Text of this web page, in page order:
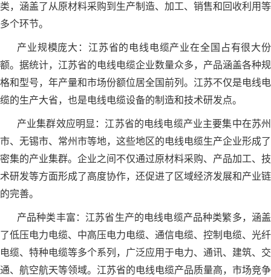
类，涵盖了从原材料采购到生产制造、加工、销售和回收利用等
多个环节。
产业规模庞大：江苏省的电线电缆产业在全国占有很大份
额。据统计，江苏省的电线电缆企业数量众多，产品涵盖各种规
格和型号，年产量和市场份额位居全国前列。江苏不仅是电线电
缆的生产大省，也是电线电缆设备的制造和技术研发点。
产业集群效应明显：江苏省的电线电缆产业主要集中在苏州
市、无锡市、常州市等地，这些地区的电线电缆生产企业形成了
密集的产业集群。企业之间不仅通过原材料采购、产品加工、技
术研发等方面形成了高度协作，还促进了区域经济发展和产业链
的完善。
产品种类丰富：江苏省生产的电线电缆产品种类繁多，涵盖
了低压电力电缆、中高压电力电缆、通信电缆、控制电缆、光纤
电缆、特种电缆等多个系列，广泛应用于电力、通讯、建筑、交
通、航空航天等领域。江苏省的电线电缆产品质量高，市场竞争